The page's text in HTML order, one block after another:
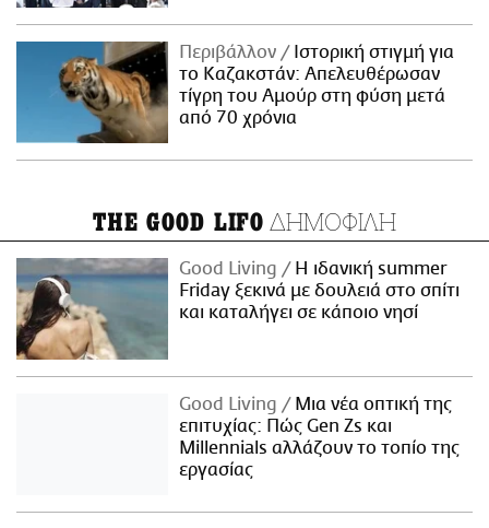
Περιβάλλον
Ιστορική στιγμή για
το Καζακστάν: Απελευθέρωσαν
τίγρη του Αμούρ στη φύση μετά
από 70 χρόνια
THE GOOD LIFO ΔΗΜΟΦΙΛΗ
Good Living
Η ιδανική summer
Friday ξεκινά με δουλειά στο σπίτι
και καταλήγει σε κάποιο νησί
Good Living
Μια νέα οπτική της
επιτυχίας: Πώς Gen Zs και
Millennials αλλάζουν το τοπίο της
εργασίας